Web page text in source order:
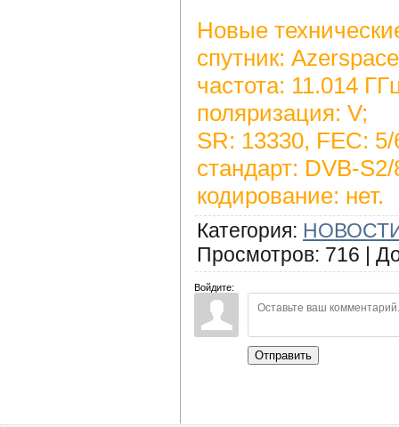
Новые
спутник:
частота: 11.014
поляризация: V;
SR: 13330, FEC: 5/
стандарт: DVB-
кодирование: нет.
Категория:
Просмотров: 716 |
Войдите:
Отправить